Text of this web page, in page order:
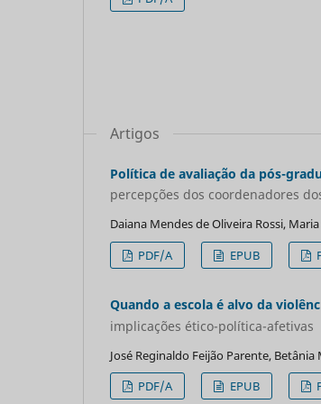
Artigos
Política de avaliação da pós-
percepções dos coordenadores
Daiana Mendes de Oliveira Rossi,
PDF/A
EPUB
Quando a escola é alvo da
implicações ético-política-afetivas
José Reginaldo Feijão Parente,
PDF/A
EPUB